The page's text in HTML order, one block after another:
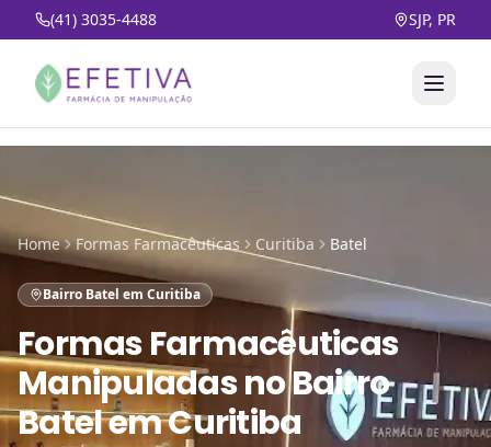
(41) 3035-4488 SJP, PR
Home Formas Farmacêuticas Curitiba Batel
Bairro Batel em Curitiba
Formas Farmacêuticas
ManipuladasnoBairro
Batel em Curitiba